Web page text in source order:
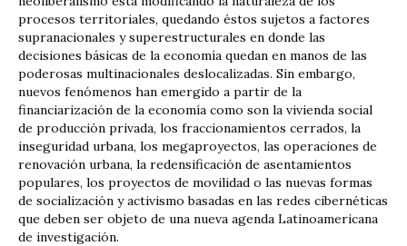
procesos territoriales, quedando éstos sujetos a factores
supranacionales y superestructurales en donde las
decisiones básicas de la economía quedan en manos de las
poderosas multinacionales deslocalizadas. Sin embargo,
nuevos fenómenos han emergido a partir de la
financiarización de la economía como son la vivienda social
de producción privada, los fraccionamientos cerrados, la
inseguridad urbana, los megaproyectos, las operaciones de
renovación urbana, la redensificación de asentamientos
populares, los proyectos de movilidad o las nuevas formas
de socialización y activismo basadas en las redes cibernéticas
que deben ser objeto de una nueva agenda Latinoamericana
de investigación.